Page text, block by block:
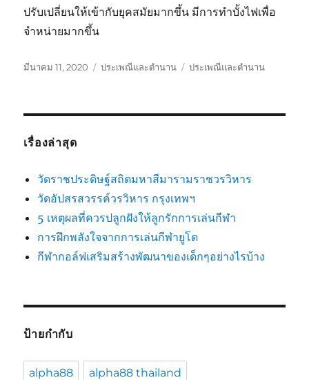
ปรับเปลี่ยนให้เข้ากับยุคสมัยมากขึ้น มีการทำบั้งไฟเพื่อ
จำหน่ายมากขึ้น
เขียน
มีนาคม 11, 2020
หมวด
ประเพณีและตำนาน
ป้าย
ประเพณีและตำนาน
เรื่องล่าสุด
วัดราชประดิษฐ์สถิตมหาสีมารามราชวรวิหาร
วัดอัปสรสวรรค์วรวิหาร กรุงเทพฯ
5 เหตุผลที่ควรปลูกฝังให้ลูกรักการเล่นกีฬา
การฝึกพลังใจจากการเล่นกีฬายูโด
กีฬากอล์ฟเสริมสร้างพัฒนาของเด็กๆอย่างไรบ้าง
ป้ายกำกับ
alpha88 alpha88 thailand